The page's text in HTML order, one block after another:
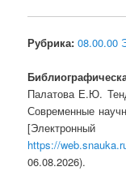
Рубрика:
Палатова Е.Ю.
Современные
https://
06.08.2026).